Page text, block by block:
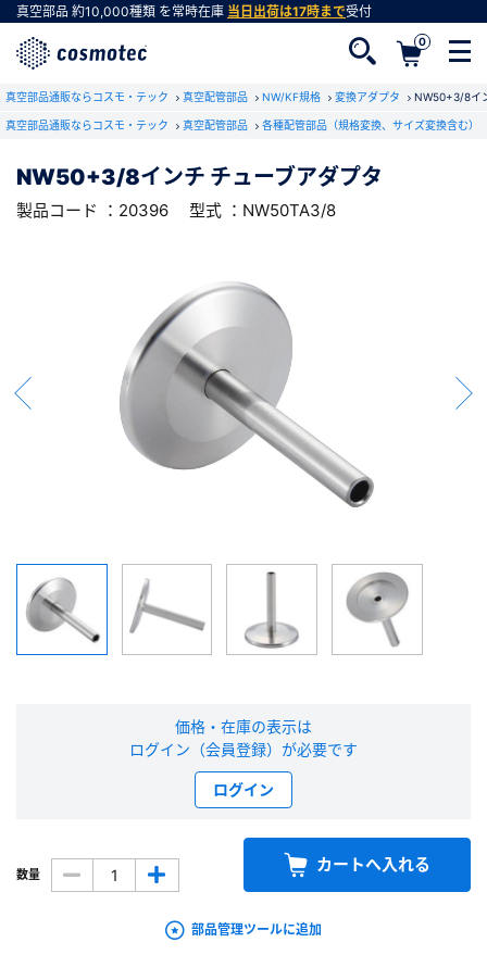
真空部品 約10,000種類 を常時在庫 当日出荷は17時まで受付
0
真空部品通販ならコスモ・テック 真空配管部品 NW/KF規格 変換アダプタ NW50+3/8イ
真空部品通販ならコスモ・テック 真空配管部品 各種配管部品（規格変換、サイズ変換含む）
NW50+3/8インチ チューブアダプタ
製品コード ：20396 型式 ：NW50TA3/8
価格・在庫の表示は
ログイン（会員登録）が必要です
ログイン
数量 カートへ入れる
部品管理ツールに追加
RoHS2適合報告書のダウンロード
下記製品のRoHS2適合報告書のダウンロードをします。
NW50+3/8インチ チューブアダプタ
型式 ：NW50TA3/8 製品コード ：20396
必須
ダウンロードする
会員登録がお済みでない方
会員登録をすれば、便利な機能がご利用いただけ
※新規会員登録をお申し込み頂いてから本登録となるまで、数日間かかる場合
があります。また当社の判断によりお断りする場合があります。
ログイン
※パスワードをお忘れの方は、パスワード再発行ページ
お問い合わせページ